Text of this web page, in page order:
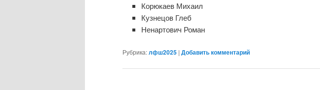
Корюкаев Михаил
Кузнецов Глеб
Ненартович Роман
Рубрика:лфш2025 | Добавить комментарий